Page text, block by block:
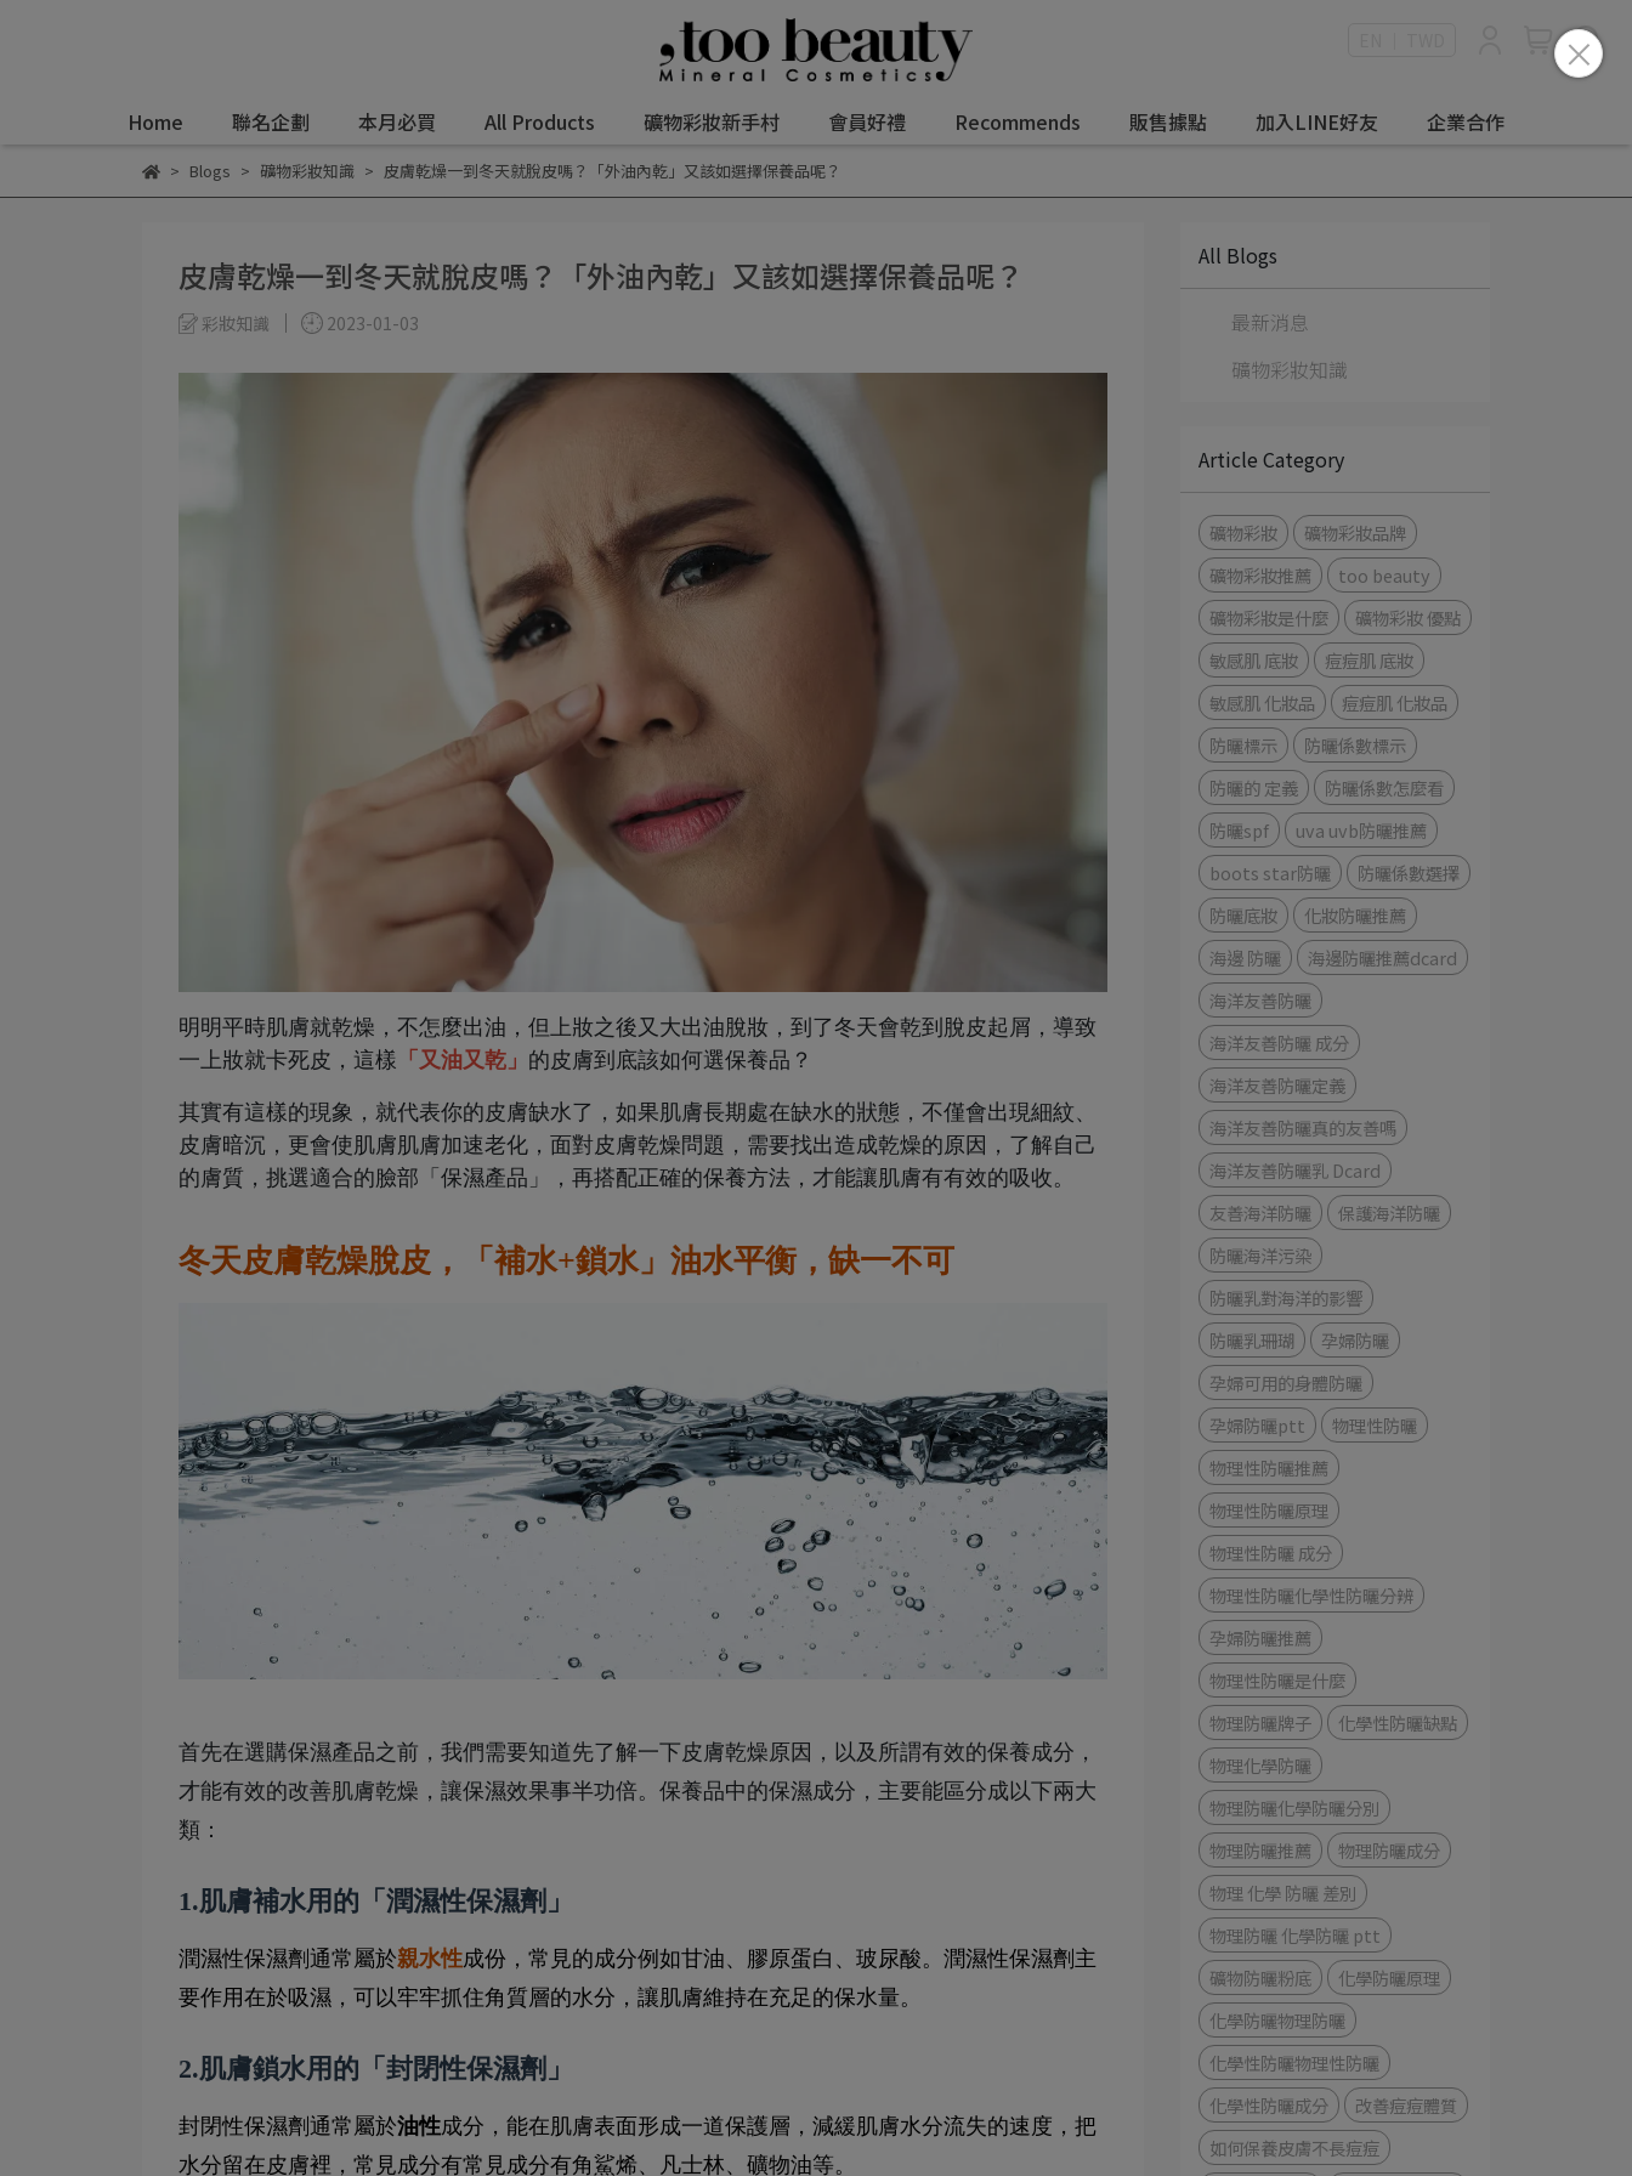
Home 聯名企劃 本月必買 All Products 礦物彩妝新手村 會員好禮 Recommends 販售據點 加入LINE好友 企業合作
Blogs 礦物彩妝知識 皮膚乾燥一到冬天就脫皮嗎？「外油內乾」又該如選擇保養品呢？
皮膚乾燥一到冬天就脫皮嗎？「外油內乾」又該如選擇保養品呢？
彩妝知識 2023-01-03
明明平時肌膚就乾燥，不怎麼出油，但上妝之後又大出油脫妝，到了冬天會乾到脫皮起屑，導致
一上妝就卡死皮，這樣 「又油又乾」 的皮膚到底該如何選保養品？
其實有這樣的現象，就代表你的皮膚缺水了，如果肌膚長期處在缺水的狀態，不僅會出現細紋、
皮膚暗沉，更會使肌膚肌膚加速老化，面對皮膚乾燥問題，需要找出造成乾燥的原因，了解自己
的膚質，挑選適合的臉部「保濕產品」，再搭配正確的保養方法，才能讓肌膚有有效的吸收。
冬天皮膚乾燥脫皮，「補水+鎖水」油水平衡，缺一不可
首先在選購保濕產品之前，我們需要知道先了解一下皮膚乾燥原因，以及所謂有效的保養成分，
才能有效的改善肌膚乾燥，讓保濕效果事半功倍。保養品中的保濕成分，主要能區分成以下兩大
類：
1.肌膚補水用的「潤濕性保濕劑」
潤濕性保濕劑通常屬於親水性成份，常見的成分例如甘油、膠原蛋白、玻尿酸。潤濕性保濕劑主
要作用在於吸濕，可以牢牢抓住角質層的水分，讓肌膚維持在充足的保水量。
2.肌膚鎖水用的「封閉性保濕劑」
封閉性保濕劑通常屬於油性成分，能在肌膚表面形成一道保護層，減緩肌膚水分流失的速度，把
水分留在皮膚裡，常見成分有常見成分有角鯊烯、凡士林、礦物油等。
All Blogs
最新消息
礦物彩妝知識
Article Category
礦物彩妝
礦物彩妝品牌
礦物彩妝推薦
too beauty
礦物彩妝是什麼
礦物彩妝 優點
敏感肌 底妝
痘痘肌 底妝
敏感肌 化妝品
痘痘肌 化妝品
防曬標示
防曬係數標示
防曬的 定義
防曬係數怎麼看
防曬spf
uva uvb防曬推薦
boots star防曬
防曬係數選擇
防曬底妝
化妝防曬推薦
海邊 防曬
海邊防曬推薦dcard
海洋友善防曬
海洋友善防曬 成分
海洋友善防曬定義
海洋友善防曬真的友善嗎
海洋友善防曬乳 Dcard
友善海洋防曬
保護海洋防曬
防曬海洋污染
防曬乳對海洋的影響
防曬乳珊瑚
孕婦防曬
孕婦可用的身體防曬
孕婦防曬ptt
物理性防曬
物理性防曬推薦
物理性防曬原理
物理性防曬 成分
物理性防曬化學性防曬分辨
孕婦防曬推薦
物理性防曬是什麼
物理防曬牌子
化學性防曬缺點
物理化學防曬
物理防曬化學防曬分別
物理防曬推薦
物理防曬成分
物理 化學 防曬 差別
物理防曬 化學防曬 ptt
礦物防曬粉底
化學防曬原理
化學防曬物理防曬
化學性防曬物理性防曬
化學性防曬成分
改善痘痘體質
如何保養皮膚不長痘痘